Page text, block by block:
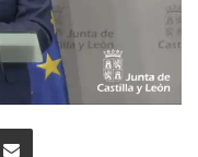
Compartir via Email